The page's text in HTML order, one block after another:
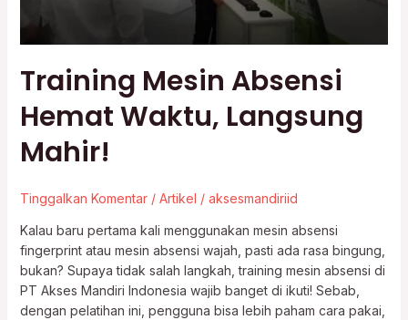
Training Mesin Absensi
Hemat Waktu, Langsung
Mahir!
Tinggalkan Komentar / Artikel / aksesmandiriid
Kalau baru pertama kali menggunakan mesin absensi
fingerprint atau mesin absensi wajah, pasti ada rasa bingung,
bukan? Supaya tidak salah langkah, training mesin absensi di
PT Akses Mandiri Indonesia wajib banget di ikuti! Sebab,
dengan pelatihan ini, pengguna bisa lebih paham cara pakai,